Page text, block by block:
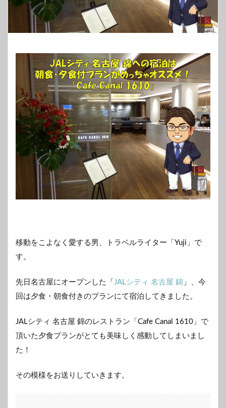
移動をこよなく愛する男、トラベルライター「Yuji」で
す。
先日名古屋にオープンした「 JALシティ 名古屋 錦 」、今
回は夕食・朝食付きのプランにて宿泊してきました。
JALシティ 名古屋 錦のレストラン「Cafe Canal 1610」で
頂いた夕食プランがとても美味しく感動してしまいまし
た！
その模様をお送りしていきます。